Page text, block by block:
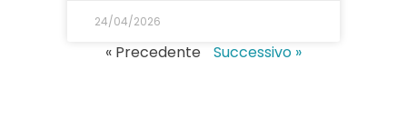
24/04/2026
« Precedente Successivo »